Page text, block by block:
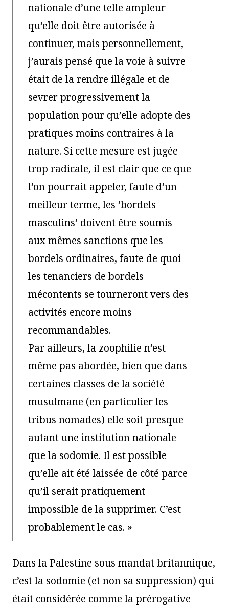
nationale d’une telle ampleur
qu’elle doit être autorisée à
continuer, mais personnellement,
j’aurais pensé que la voie à suivre
était de la rendre illégale et de
sevrer progressivement la
population pour qu’elle adopte des
pratiques moins contraires à la
nature. Si cette mesure est jugée
trop radicale, il est clair que ce que
l’on pourrait appeler, faute d’un
meilleur terme, les ’bordels
masculins’ doivent être soumis
aux mêmes sanctions que les
bordels ordinaires, faute de quoi
les tenanciers de bordels
mécontents se tourneront vers des
activités encore moins
recommandables.
Par ailleurs, la zoophilie n’est
même pas abordée, bien que dans
certaines classes de la société
musulmane (en particulier les
tribus nomades) elle soit presque
autant une institution nationale
que la sodomie. Il est possible
qu’elle ait été laissée de côté parce
qu’il serait pratiquement
impossible de la supprimer. C’est
probablement le cas. »
Dans la Palestine sous mandat britannique,
c’est la sodomie (et non sa suppression) qui
était considérée comme la prérogative